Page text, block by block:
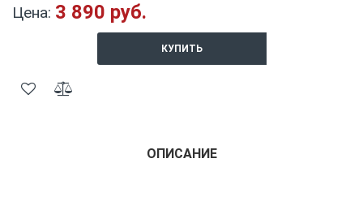
Цена: 3 890 руб.
КУПИТЬ
ОПИСАНИЕ